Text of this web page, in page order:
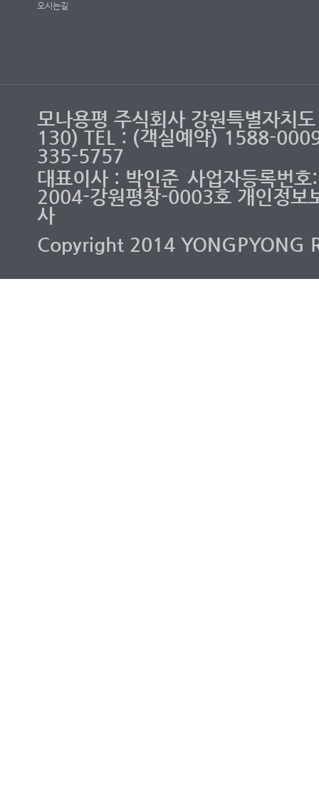
오시는길
모나용평 주식회사 강원특별자치
130) TEL : (객실예약) 1588-
335-5757
대표이사 : 박인준 사업자등록번
2004-강원평창-0003호 개인정보
사
Copyright 2014 YONGPYONG